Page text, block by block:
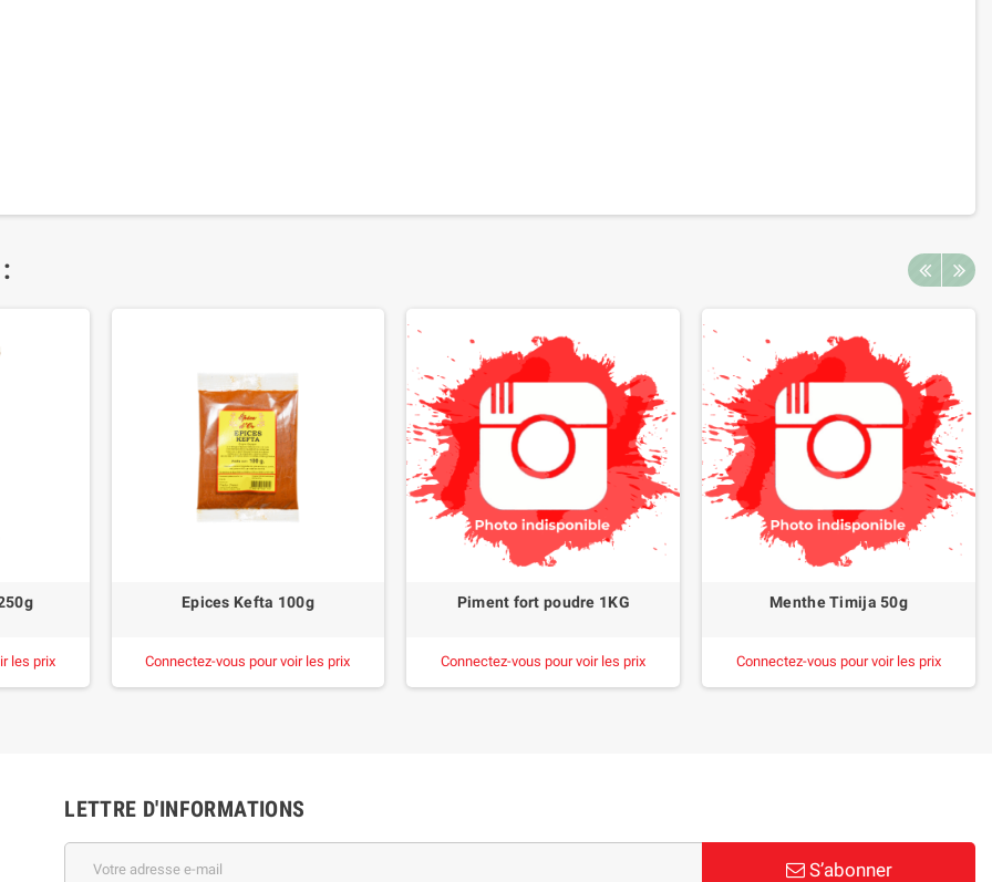
les prix
Epices Kefta 100g
Connectez-vous pour voir les prix
Piment fort poudre 1KG
Connectez-vous pour voir les prix
Menthe Timija 50g
Connectez-vous pour voir les prix
LETTRE D'INFORMATIONS
S’abonner